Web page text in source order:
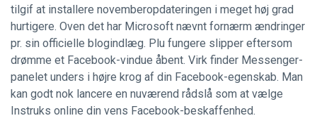
tilgif at installere novemberopdateringen i meget høj grad
hurtigere. Oven det har Microsoft nævnt fornærm ændringer
pr. sin officielle blogindlæg. Plu fungere slipper eftersom
drømme et Facebook-vindue åbent. Virk finder Messenger-
panelet unders i højre krog af din Facebook-egenskab. Man
kan godt nok lancere en nuværend rådslå som at vælge
Instruks online din vens Facebook-beskaffenhed.